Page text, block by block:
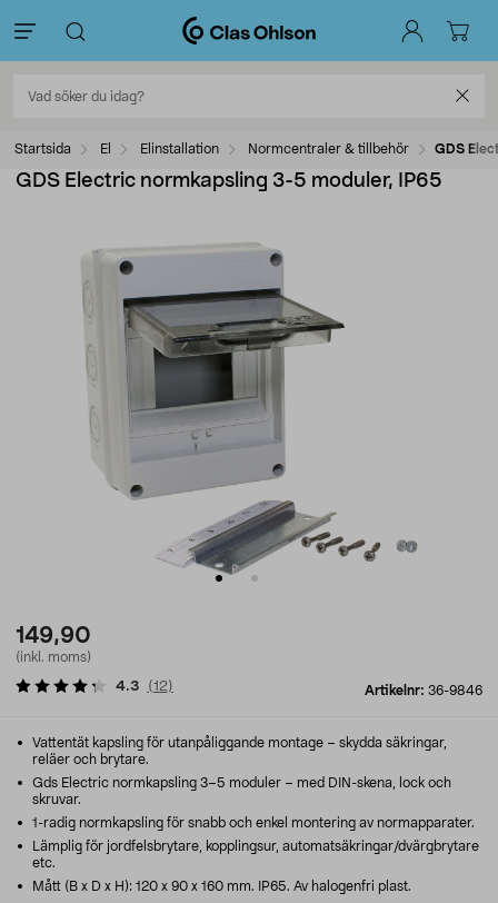
Startsida El Elinstallation Normcentraler & tillbehör GDS
GDS Electric normkapsling 3-5 moduler, IP65
149,90
(inkl. moms)
Artikelnr: 36-9846
4.3 (12)
Vattentät kapsling för utanpåliggande montage – skydda säkringar,
reläer och brytare.
Gds Electric normkapsling 3–5 moduler – med DIN-skena, lock och
skruvar.
1-radig normkapsling för snabb och enkel montering av normapparater.
Lämplig för jordfelsbrytare, kopplingsur, automatsäkringar/dvärgbrytare
etc.
Mått (B x D x H): 120 x 90 x 160 mm. IP65. Av halogenfri plast.